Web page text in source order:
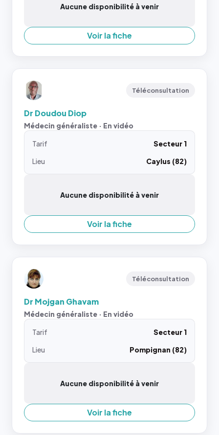
Aucune disponibilité à venir
Voir la fiche
Téléconsultation
Dr Doudou Diop
Médecin généraliste · En vidéo
Tarif
Secteur 1
Lieu
Caylus (82)
Aucune disponibilité à venir
Voir la fiche
Téléconsultation
Dr Mojgan Ghavam
Médecin généraliste · En vidéo
Tarif
Secteur 1
Lieu
Pompignan (82)
Aucune disponibilité à venir
Voir la fiche